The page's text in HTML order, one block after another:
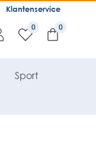
Klantenservice
0
Sport